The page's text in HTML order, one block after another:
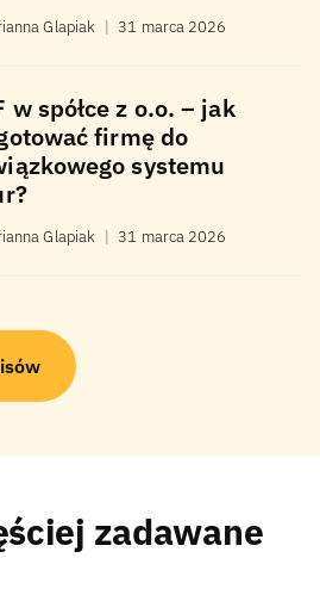
Glapiak | 31 marca 2026
w spółce z o.o. – jak
firmę do
systemu
Glapiak | 31 marca 2026
zadawane